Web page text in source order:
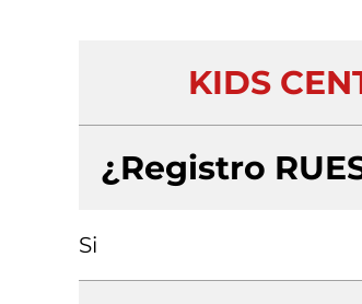
KIDS
¿Registro
Si